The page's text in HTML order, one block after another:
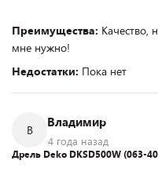
Преимущества: Качество,
мне нужно!
Недостатки: Пока нет
В
Владимир
4 года назад
Дрель Deko DKSD500W (063-